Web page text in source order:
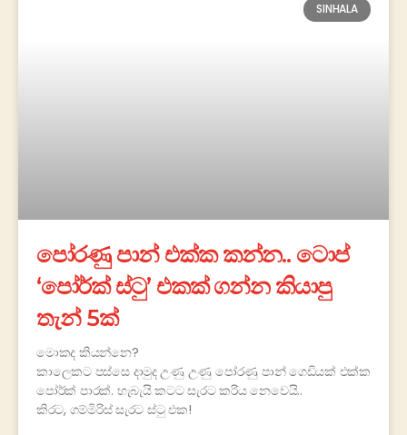
SINHALA
පෝරණු පාන් එක්ක කන්න.. ටොප්
‘පෝර්ක් ස්ටු’ එකක් ගන්න කියාපු
තැන් 5ක්
මොකද කියන්නෙ?
කාලෙකට පස්සෙ දාමුද උණු උණු පෝරණු පාන් ගෙඩියක් එක්ක
පෝර්ක් පාරක්. හැබැයි කටට සැරට කරිය නෙවෙයි..
කිරට, ගම්මිරිස් සැරට ස්ටු එක!